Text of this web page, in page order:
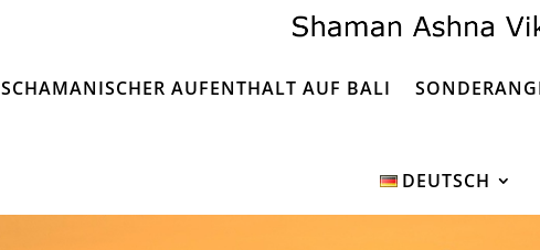
SCHAMANISCHER AUFENTHALT AUF BALI
DEUTSCH